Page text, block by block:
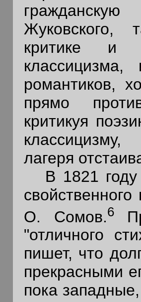
Жуковского,
критике и
романтиков,
прямо
критикуя
лагеря
В 1821 году
О. Сомов.6
"отличного
пишет, что
прекрасными
пока